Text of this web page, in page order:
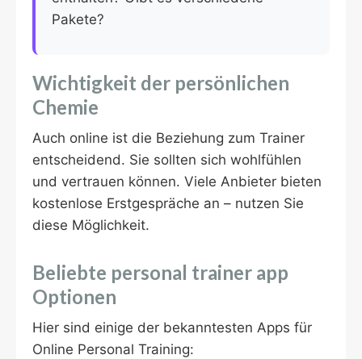
Pakete?
Wichtigkeit der persönlichen
Chemie
Auch online ist die Beziehung zum Trainer
entscheidend. Sie sollten sich wohlfühlen
und vertrauen können. Viele Anbieter bieten
kostenlose Erstgespräche an – nutzen Sie
diese Möglichkeit.
Beliebte personal trainer app
Optionen
Hier sind einige der bekanntesten Apps für
Online Personal Training: